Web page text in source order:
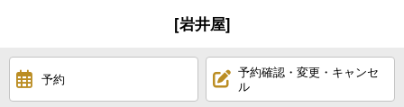
[岩井屋]
予約
予約確認・変更・キャンセ
ル